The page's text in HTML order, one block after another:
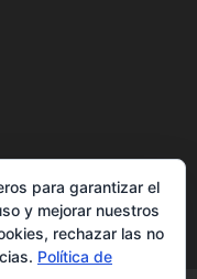
para garantizar el
y mejorar nuestros
rechazar las no
Política de